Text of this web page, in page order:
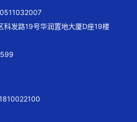
科发路19号华润置地大厦D座19楼